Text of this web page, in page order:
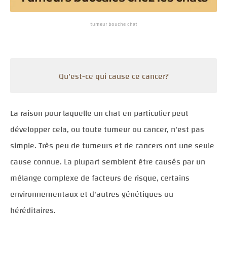
tumeur bouche chat
Qu'est-ce qui cause ce cancer?
La raison pour laquelle un chat en particulier peut
développer cela, ou toute tumeur ou cancer, n'est pas
simple. Très peu de tumeurs et de cancers ont une seule
cause connue. La plupart semblent être causés par un
mélange complexe de facteurs de risque, certains
environnementaux et d'autres génétiques ou
héréditaires.